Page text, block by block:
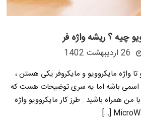
چیه ؟ ریشه واژه فر
26 اردیبهشت 1402
واژه مایکروویو و مایکروفر یکی هستن ،
اسمی باشه اما یه سری توضیحات هست که
من همراه باشید . طرز کار مایکروویو واژه